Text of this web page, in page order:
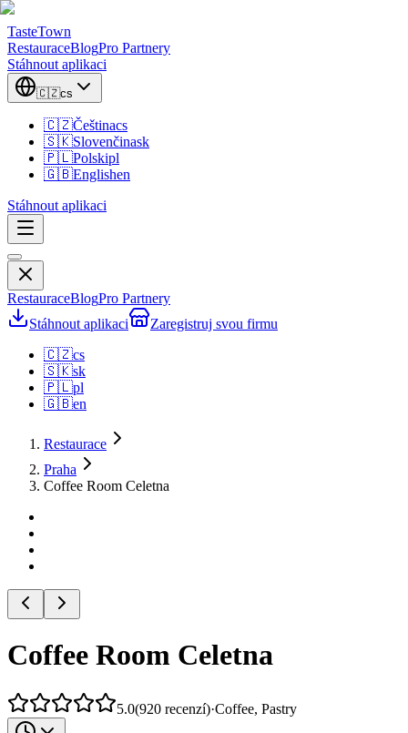
TasteTown
RestauraceBlogPro Partnery
Stáhnout aplikaci
🇨🇿cs
🇨🇿Češtinacs
🇸🇰Slovenčinask
🇵🇱Polskipl
🇬🇧Englishen
Stáhnout aplikaci
RestauraceBlogPro Partnery
Stáhnout aplikaci
Zaregistruj svou firmu
🇨🇿cs
🇸🇰sk
🇵🇱pl
🇬🇧en
Restaurace
Praha
Coffee Room Celetna
Coffee Room Celetna
5.0(920 recenzí)·Coffee, Pastry